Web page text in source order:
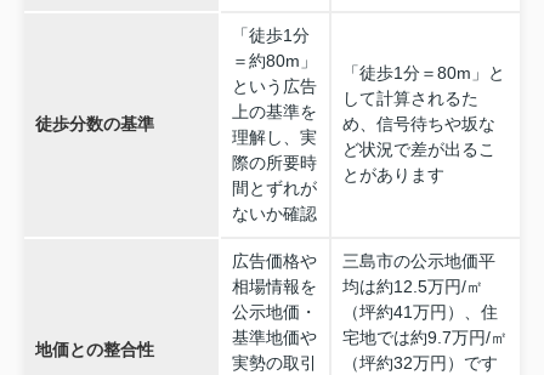
徒歩分数の基準
「徒歩1分
＝約80m」
という広告
上の基準を
理解し、実
際の所要時
間とずれが
ないか確認
「徒歩1分＝80m」と
して計算されるた
め、信号待ちや坂な
ど状況で差が出るこ
とがあります
地価との整合性
広告価格や
相場情報を
公示地価・
基準地価や
実勢の取引
三島市の公示地価平
均は約12.5万円/㎡
（坪約41万円）、住
宅地では約9.7万円/㎡
（坪約32万円）です